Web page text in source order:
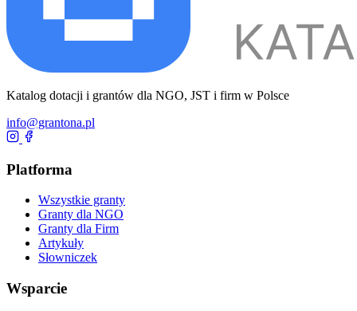
Katalog dotacji i grantów dla NGO, JST i firm w Polsce
info@grantona.pl
Platforma
Wszystkie granty
Granty dla NGO
Granty dla Firm
Artykuły
Słowniczek
Wsparcie